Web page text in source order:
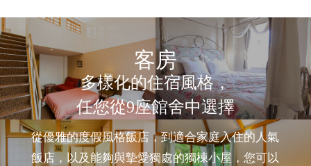
客房​
多樣化的住宿風格，
任您從9座館舍中選擇​
從優雅的度假風格飯店，到適合家庭入住的人氣
飯店，以及能夠與摯愛獨處的獨棟小屋，您可以